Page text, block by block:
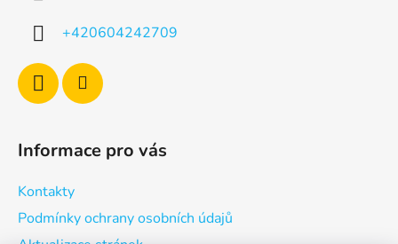
+420604242709
Informace pro vás
Kontakty
Podmínky ochrany osobních údajů